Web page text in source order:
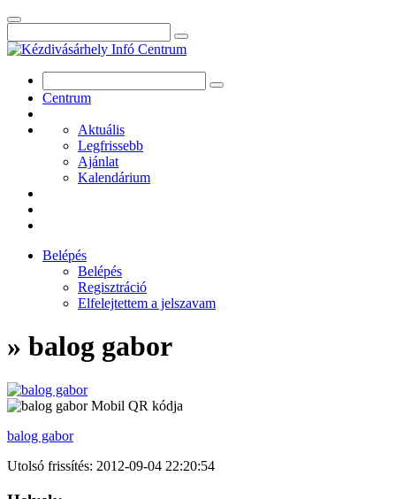
Centrum
Aktuális
Legfrissebb
Ajánlat
Kalendárium
Belépés
Belépés
Regisztráció
Elfelejtettem a jelszavam
» balog gabor
balog gabor
Utolsó frissítés: 2012-09-04 22:20:54